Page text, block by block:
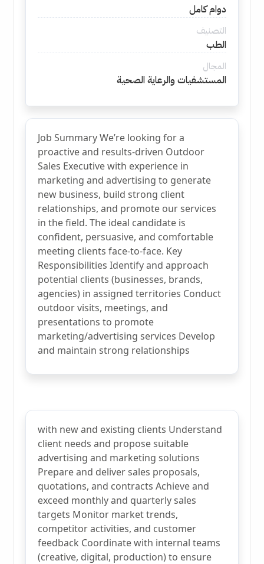
دوام كامل
التصنيف
الطب
المجال
المستشفيات والرعاية الصحية
Job Summary We’re looking for a
proactive and results-driven Outdoor
Sales Executive with experience in
marketing and advertising to generate
new business, build strong client
relationships, and promote our services
in the field. The ideal candidate is
confident, persuasive, and comfortable
meeting clients face-to-face. Key
Responsibilities Identify and approach
potential clients (businesses, brands,
agencies) in assigned territories Conduct
outdoor visits, meetings, and
presentations to promote
marketing/advertising services Develop
and maintain strong relationships
with new and existing clients Understand
client needs and propose suitable
advertising and marketing solutions
Prepare and deliver sales proposals,
quotations, and contracts Achieve and
exceed monthly and quarterly sales
targets Monitor market trends,
competitor activities, and customer
feedback Coordinate with internal teams
(creative, digital, production) to ensure